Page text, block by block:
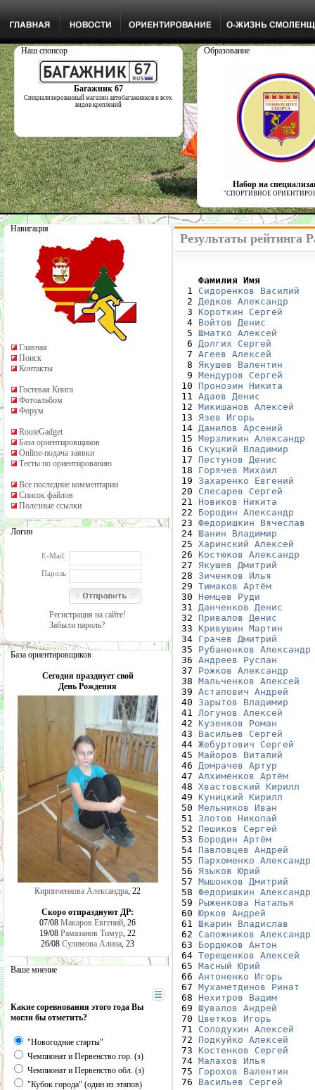
Наш спонсор
Багажник 67
Специализированный магазин автобагажников и всех
видов креплений
Образование
Набор на
"СПОРТИВНОЕ
Навигация
Главная
Поиск
Контакты
Гостевая Книга
Фотоальбом
Форум
RouteGadget
База ориентировщиков
Online-подача заявки
Тесты по ориентированию
Все последние комментарии
Список файлов
Полезные ссылки
Логин
E-Mail:
Пароль
Регистрация на сайте!
Забыли пароль?
База ориентировщиков
Сегодня празднует свой
День Рождения
Кирпиченкова Александра, 22
Скоро отпразднуют ДР:
07/08Макаров Евгений, 26
19/08Рамазанов Тимур, 22
26/08Сулимова Алина, 23
Ваше мнение
Какие соревнования этого года Вы
могли бы отметить?
"Новогодние старты"
Чемпионат и Первенство гор. (з)
Чемпионат и Первенство обл. (з)
"Кубок города" (один из этапов)
Результаты рейтинга
Фамилия
1 Сидоренков Василий
  2
Дедков Александр
  3
Короткин Сергей
  4
Войтов Денис
  5
Шматко Алексей
  6
Долгих Сергей
  7
Агеев Алексей
  8
Якушев Валентин
  9
Мендуров Сергей
10 Пронозин Никита
11 Адаев Денис
12 Микишанов Алексей
13 Язев Игорь
14 Данилов Арсений
15 Мерзликин Александр
16 Скуцкий Владимир
17 Пестунов Денис
18 Горячев Михаил
19 Захаренко Евгений
20 Слесарев Сергей
21 Новиков Никита
22 Бородин Александр
23 Федоришкин Вячеслав
24 Шанин Владимир
25 Харинский Алексей
26 Костюков Александр
27 Якушев Дмитрий
28 Зиченков Илья
29 Тимаков Артём
30 Немцев Руди
31 Данченков Денис
32 Привалов Денис
33 Кривушин Мартин
34 Грачев Дмитрий
35 Рубаненков Александр
36 Андреев Руслан
37 Рожков Александр
38 Мальченков Алексей
39 Астапович Андрей
40 Зарытов Владимир
41 Логунов Алексей
42 Кузенков Роман
43 Васильев Сергей
44 Жебуртович Сергей
45 Майоров Виталий
46 Домрачев Артур
47 Алхименков Артём
48 Хвастовский Кирилл
49 Куницкий Кирилл
50 Мельников Иван
51 Злотов Николай
52 Пешиков Сергей
53 Бородин Артём
54 Павловцев Андрей
55 Пархоменко Александр
56 Языков Юрий
57 Мышонков Дмитрий
58 Федоришкин Александр
59 Рыженкова Наталья
60 Юрков Андрей
61 Шкарин Владислав
62 Сапожников Александр
63 Бордюков Антон
64 Терещенков Алексей
65 Масный Юрий
66 Антоненко Игорь
67 Мухаметдинов Ринат
68 Нехитров Вадим
69 Шувалов Андрей
70 Цветков Игорь
71 Солодухин Алексей
72 Подкуйко Алексей
73 Костенков Сергей
74 Малахов Илья
75 Горохов Валентин
76 Васильев Сергей